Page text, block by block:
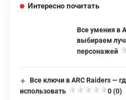
Интересно почитать
Все умения в
выбираем
персонажей
Все ключи в ARC Raiders —
использовать
0 (0)